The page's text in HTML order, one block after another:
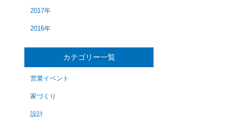
2017年
2016年
カテゴリー一覧
営業イベント
家づくり
設計